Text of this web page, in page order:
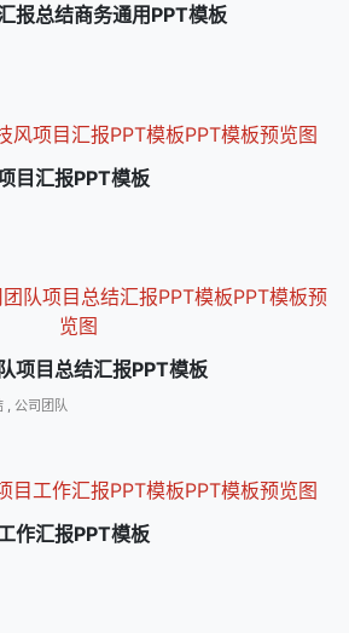
报总结商务通用PPT模板
目汇报PPT模板
项目总结汇报PPT模板
, 公司团队
作汇报PPT模板